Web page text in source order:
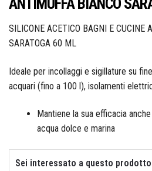
ANTIMUFFA BIANCO
SILICONE ACETICO BAGNI E CUCINE
SARATOGA 60 ML
Ideale per incollaggi e sigillature su
acquari (fino a 100 l), isolamenti
Mantiene la sua efficacia
acqua dolce e marina
Sei interessato a questo
Materiale Elettrico
Colorificio
Deca
Einhell